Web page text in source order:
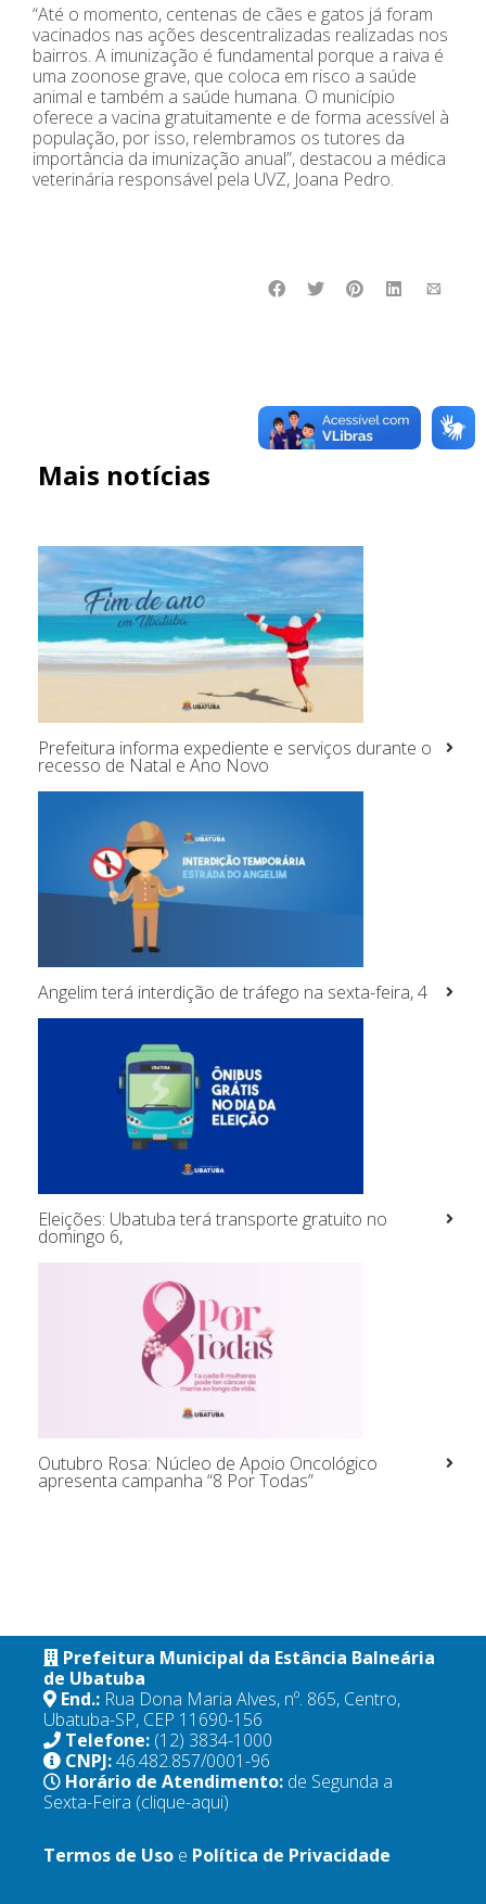
“Até o momento, centenas de cães e gatos já foram
vacinados nas ações descentralizadas realizadas nos
bairros. A imunização é fundamental porque a raiva é
uma zoonose grave, que coloca em risco a saúde
animal e também a saúde humana. O município
oferece a vacina gratuitamente e de forma acessível à
população, por isso, relembramos os tutores da
importância da imunização anual”, destacou a médica
veterinária responsável pela UVZ, Joana Pedro.
Mais notícias
Prefeitura informa expediente e serviços durante o
recesso de Natal e Ano Novo
Angelim terá interdição de tráfego na sexta-feira, 4
Eleições: Ubatuba terá transporte gratuito no
domingo 6,
Outubro Rosa: Núcleo de Apoio Oncológico
apresenta campanha “8 Por Todas”
Prefeitura Municipal da Estância Balneária
de Ubatuba
End.: Rua Dona Maria Alves, nº. 865, Centro,
Ubatuba-SP, CEP 11690-156
Telefone: (12) 3834-1000
CNPJ:46.482.857/0001-96
Horário de Atendimento: de Segunda a
Sexta-Feira (clique-aqui)
Termos de Uso e Política de Privacidade